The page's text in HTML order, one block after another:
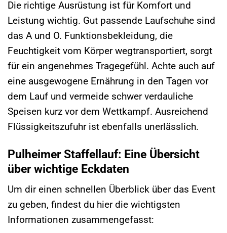
Die richtige Ausrüstung ist für Komfort und
Leistung wichtig. Gut passende Laufschuhe sind
das A und O. Funktionsbekleidung, die
Feuchtigkeit vom Körper wegtransportiert, sorgt
für ein angenehmes Tragegefühl. Achte auch auf
eine ausgewogene Ernährung in den Tagen vor
dem Lauf und vermeide schwer verdauliche
Speisen kurz vor dem Wettkampf. Ausreichend
Flüssigkeitszufuhr ist ebenfalls unerlässlich.
Pulheimer Staffellauf: Eine Übersicht
über wichtige Eckdaten
Um dir einen schnellen Überblick über das Event
zu geben, findest du hier die wichtigsten
Informationen zusammengefasst: